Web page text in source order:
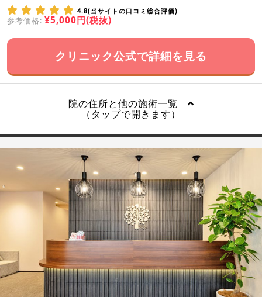
4.8(当サイトの口コミ総合評価)
参考価格: ¥5,000円(税抜)
クリニック公式で詳細を見る
院の住所と他の施術一覧
（タップで開きます）